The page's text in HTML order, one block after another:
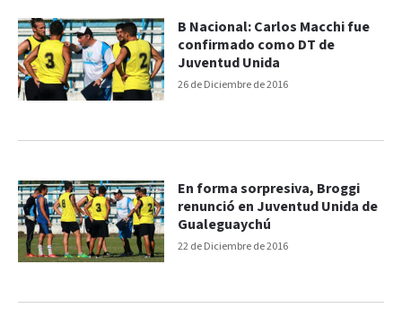
26 de Diciembre de 2016
B Nacional: Carlos Macchi fue
confirmado como DT de
Juventud Unida
22 de Diciembre de 2016
En forma sorpresiva, Broggi
renunció en Juventud Unida de
Gualeguaychú